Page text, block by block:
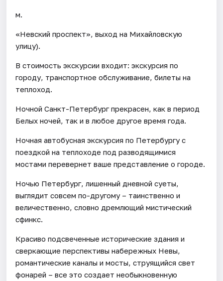
м.
«Невский проспект», выход на Михайловскую
улицу).
В стоимость экскурсии входит: экскурсия по
городу, транспортное обслуживание, билеты на
теплоход.
Ночной Санкт-Петербург прекрасен, как в период
Белых ночей, так и в любое другое время года.
Ночная автобусная экскурсия по Петербургу с
поездкой на теплоходе под разводящимися
мостами перевернет ваше представление о городе.
Ночью Петербург, лишенный дневной суеты,
выглядит совсем по-другому – таинственно и
величественно, словно дремлющий мистический
сфинкс.
Красиво подсвеченные исторические здания и
сверкающие перспективы набережных Невы,
романтические каналы и мосты, струящийся свет
фонарей – все это создает необыкновенную